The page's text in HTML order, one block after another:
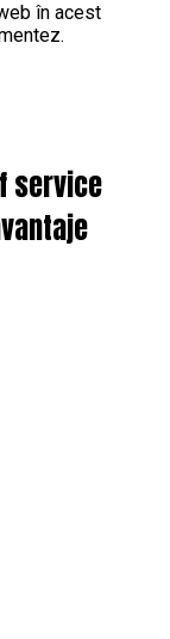
în acest
service